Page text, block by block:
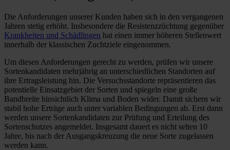
Die Anforderungen unserer Kunden haben sich in den vergangenen
Jahren stetig erhöht. Insbesondere die Resistenzzüchtung gegenüber
Krankheiten und Schädlingen hat einen immer höheren Stellenwert
innerhalb der klassischen Zuchtziele eingenommen.
Um diesen Anforderungen gerecht zu werden, prüfen wir unsere
Sortenkandidaten mehrjährig an unterschiedlichen Standorten auf
ihre Ertragsleistung hin. Die Versuchsstandorte repräsentieren das
potentielle Einsatzgebiet der Sorten und spiegeln eine große
Bandbreite hinsichtlich Klima und Boden wider. Damit sichern wir
stabil hohe Erträge auch unter variablen Bedingungen ab. Erst dann
werden unsere Sortenkandidaten zur Prüfung und Erteilung des
Sortenschutzes angemeldet. Insgesamt dauert es nicht selten 10
Jahre, bis nach der Ausgangskreuzung die neue Sorte zugelassen
werden kann.